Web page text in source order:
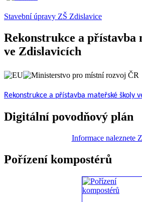
Stavební úpravy ZŠ Zdislavice
Rekonstrukce a přístavba
ve Zdislavicích
Rekonstrukce a přístavba mateřské školy
Digitální povodňový plán
Informace naleznete
Pořízení kompostérů